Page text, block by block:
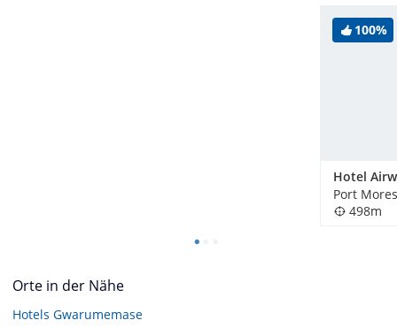
100%
Hotel
Port
498m
Orte in der Nähe
Hotels Gwarumemase